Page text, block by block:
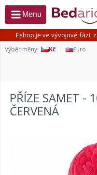
Eshop je ve vývojové fázi,
Výběr měny: Kč Euro
Menu
PŘÍZE SAMET -
ČERVENÁ